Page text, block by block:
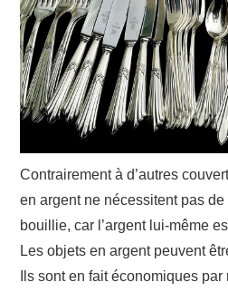
Contrairement à d’autres
en argent ne nécessitent pas de
bouillie, car l’argent lui-même
Les objets en argent peuvent
Ils sont en fait économiques